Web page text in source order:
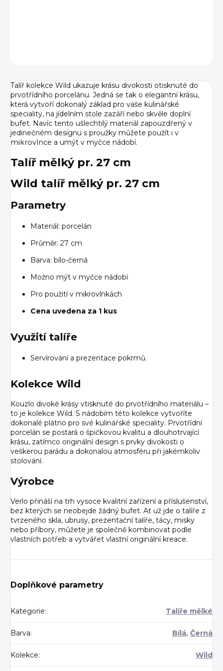
Talíř kolekce Wild ukazuje krásu divokosti otisknuté do
prvotřídního porcelánu. Jedná se tak o elegantní krásu,
která vytvoří dokonalý základ pro vaše kulinářské
speciality, na jídelním stole zazáří nebo skvěle doplní
bufet. Navíc tento ušlechtilý materiál zapouzdřený v
jedinečném designu s proužky můžete použít i v
mikrovlnce a umýt v myčce nádobí.
Talíř mělký pr. 27 cm
Wild talíř mělký pr. 27 cm
Parametry
Materiál: porcelán
Průměr: 27 cm
Barva: bílo-černá
Možno mýt v myčce nádobí
Pro použití v mikrovlnkách
Cena uvedena za 1 kus
Využití talíře
Servírování a prezentace pokrmů.
Kolekce Wild
Kouzlo divoké krásy vtisknuté do prvotřídního materiálu –
to je kolekce Wild. S nádobím této kolekce vytvoříte
dokonalé plátno pro své kulinářské speciality. Prvotřídní
porcelán se postará o špičkovou kvalitu a dlouhotrvající
krásu, zatímco originální design s prvky divokosti o
veškerou parádu a dokonalou atmosféru při jakémkoliv
stolování.
Výrobce
Verlo přináší na trh vysoce kvalitní zařízení a příslušenství,
bez kterých se neobejde žádný bufet. Ať už jde o talíře z
tvrzeného skla, ubrusy, prezentační talíře, tácy, misky
nebo příbory, můžete je společně kombinovat podle
vlastních potřeb a vytvářet vlastní originální kreace.
Doplňkové parametry
Kategorie: Talíře mělké
Barva: Bílá, Černá
Kolekce: Wild